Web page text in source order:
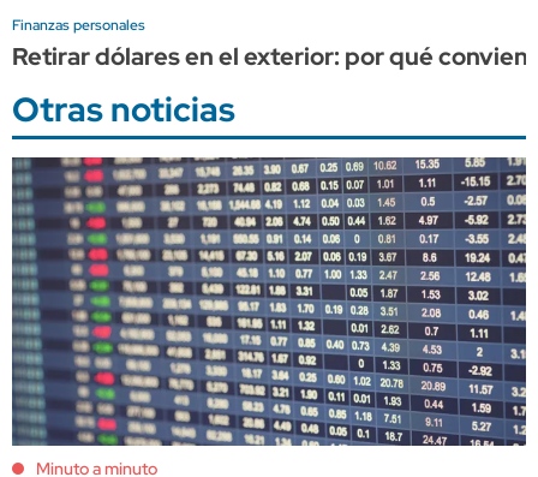
Finanzas personales
Retirar dólares en el exterior: por qué
Otras noticias
Minuto a minuto